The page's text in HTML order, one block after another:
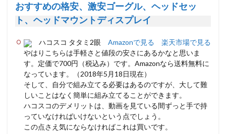
おすすめの格安、激安ゴーグル、ヘッドセッ
ト、ヘッドマウントディスプレイ
ハコスコ タタミ2眼 Amazonで見る
楽天市場で見る
やはりこちらは手軽さと値段の安さにあるかなと思いま
す。定価で700円（税込み）です。Amazonなら送料無料に
なっています。（2018年5月18日現在）
そして、自分で組み立てる必要はあるのですが、大して難
しいことはなく簡単に組み立てることができます。
ハコスコのデメリットは、動画を見ている間ずっと手で持
っていなければいけないという点でしょう。
この点さえ気にならなければこれは買いです。